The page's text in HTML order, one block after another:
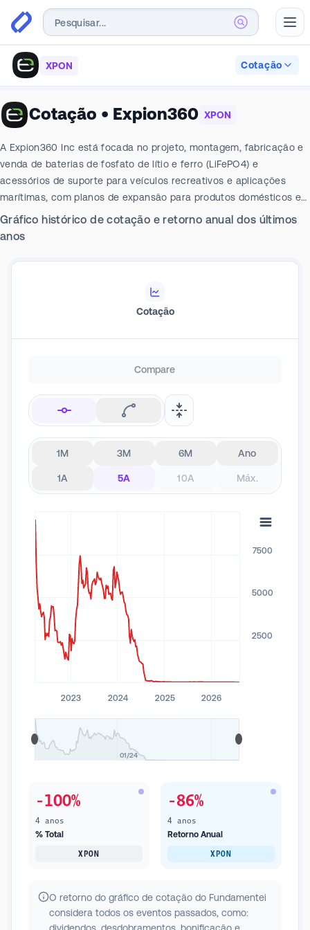
XPON Cotação
Cotação • Expion360 XPON
A Expion360 Inc está focada no projeto, montagem, fabricação e
venda de baterias de fosfato de lítio e ferro (LiFePO4) e
acessórios de suporte para veículos recreativos e aplicações
marítimas, com planos de expansão para produtos domésticos e
aplicações industriais. Suas ofertas de produtos incluem algumas
Gráfico histórico de cotação e retorno anual dos últimos
anos
Cotação
1M 3M 6M Ano
1A 5A 10A Máx.
Compare
2023 2024 2025 2026
01/24
2500
5000
7500
-100%
4 anos
% Total
XPON
-86%
4 anos
Retorno Anual
XPON
O retorno do gráfico de cotação do Fundamentei
considera todos os eventos passados, como: